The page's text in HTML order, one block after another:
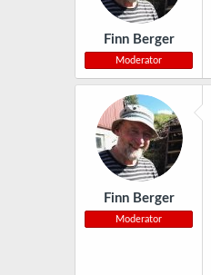
Finn Berger
Moderator
Finn Berger
Moderator